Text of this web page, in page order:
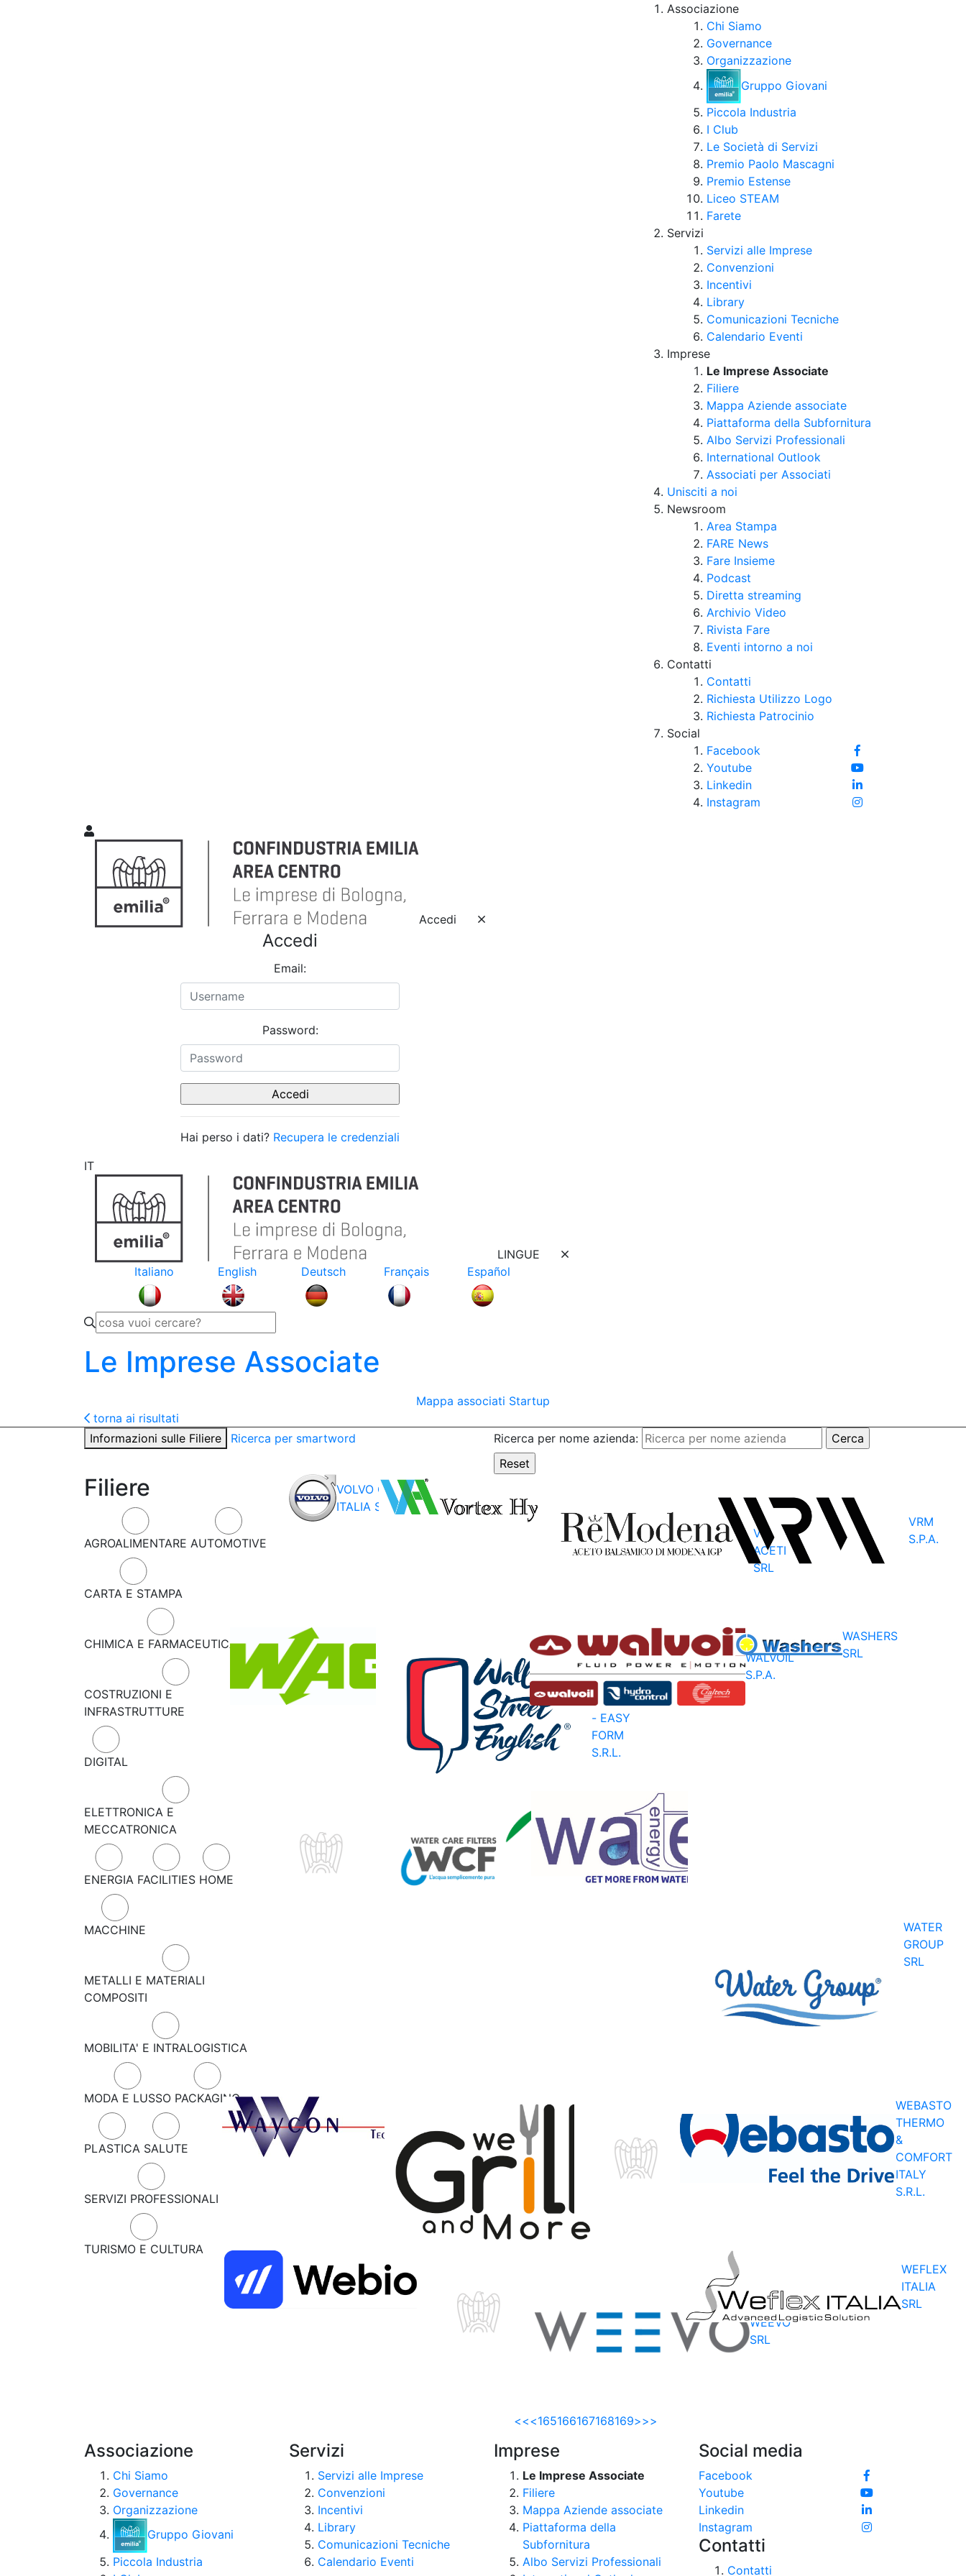
Associazione
Chi Siamo
Governance
Organizzazione
Gruppo Giovani
Piccola Industria
I Club
Le Società di Servizi
Premio Paolo Mascagni
Premio Estense
Liceo STEAM
Farete
Servizi
Servizi alle Imprese
Convenzioni
Incentivi
Library
Comunicazioni Tecniche
Calendario Eventi
Imprese
Le Imprese Associate
Filiere
Mappa Aziende associate
Piattaforma della Subfornitura
Albo Servizi Professionali
International Outlook
Associati per Associati
Unisciti a noi
Newsroom
Area Stampa
FARE News
Fare Insieme
Podcast
Diretta streaming
Archivio Video
Rivista Fare
Eventi intorno a noi
Contatti
Contatti
Richiesta Utilizzo Logo
Richiesta Patrocinio
Social
Facebook
Youtube
Linkedin
Instagram
Accedi
Accedi
Email:
Password:
Hai perso i dati? Recupera le credenziali
IT
LINGUE
Italiano
English Deutsch Français Español
Le Imprese Associate
Mappa associati Startup
torna ai risultati
Informazioni sulle Filiere
Ricerca per smartword Ricerca per nome azienda:
Filiere
AGROALIMENTARE AUTOMOTIVE
CARTA E STAMPA
CHIMICA E FARMACEUTICA
COSTRUZIONI E
INFRASTRUTTURE
DIGITAL
ELETTRONICA E
MECCATRONICA
ENERGIA FACILITIES HOME
MACCHINE
METALLI E MATERIALI
COMPOSITI
MOBILITA' E INTRALOGISTICA
MODA E LUSSO PACKAGING
PLASTICA SALUTE
SERVIZI PROFESSIONALI
TURISMO E CULTURA
VOLVO CAR
ITALIA S.P.A.
S.R.L.
VR
ACETI
SRL
VRM
S.P.A.
ITALIA
S.R.L.
WALL
STREET
ENGLISH
- EASY
FORM
S.R.L.
WALVOIL
S.P.A.
WASHERS
SRL
INDUSTRIAL
SERVICES
COMPANY
S.P.A.
WATER
CARE
FILTERS
WATER
GROUP
SRL
SRL
WE
GRILL
AND
WE
HOLDING
WEBASTO
THERMO
&
COMFORT
ITALY
S.R.L.
RICCARDO
IOBBI
WEEVO
SRL
WEFLEX
ITALIA
SRL
<<<165166167168169>>>
Associazione
Chi Siamo
Governance
Organizzazione
Gruppo Giovani
Piccola Industria
Servizi
Servizi alle Imprese
Convenzioni
Incentivi
Library
Comunicazioni Tecniche
Calendario Eventi
Imprese
Le Imprese Associate
Filiere
Mappa Aziende associate
Piattaforma della
Subfornitura
Albo Servizi Professionali
Social media
Facebook
Youtube
Linkedin
Instagram
Contatti
Contatti